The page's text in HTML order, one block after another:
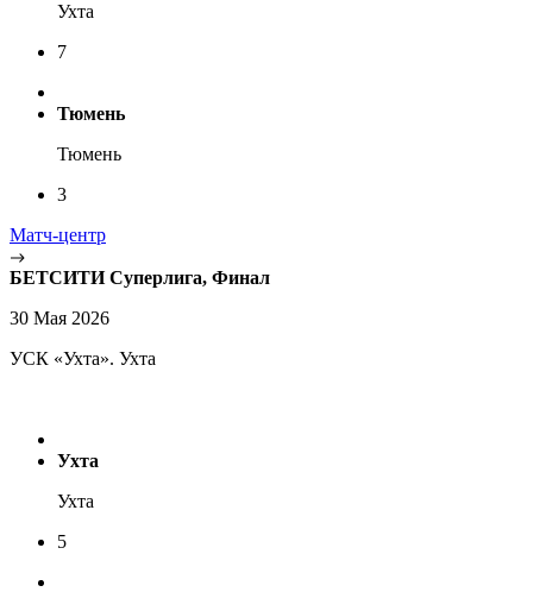
Ухта
7
Тюмень
Тюмень
3
Матч-центр
БЕТСИТИ Суперлига, Финал
30 Мая 2026
УСК «Ухта». Ухта
Ухта
Ухта
5